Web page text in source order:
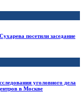
посетили заседание
уголовного дела
в Москве